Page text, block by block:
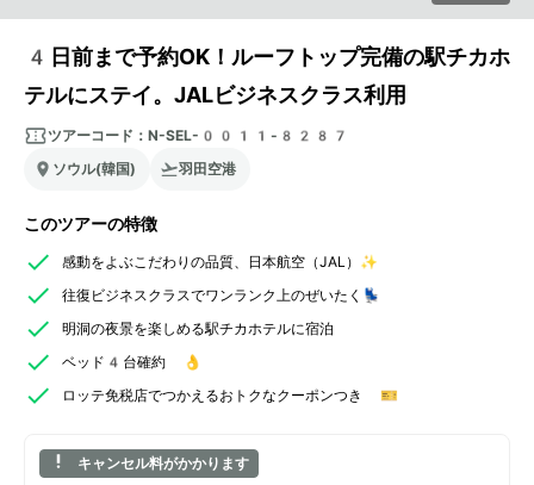
4日前まで予約OK！ルーフトップ完備の駅チカホ
テルにステイ。JALビジネスクラス利用
ツアーコード： N-SEL-0011-8287
ソウル(韓国)
羽田空港
このツアーの特徴
感動をよぶこだわりの品質、日本航空（JAL）✨
往復ビジネスクラスでワンランク上のぜいたく💺
明洞の夜景を楽しめる駅チカホテルに宿泊
ベッド4台確約 👌
ロッテ免税店でつかえるおトクなクーポンつき 🎫
キャンセル料がかかります